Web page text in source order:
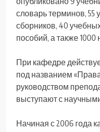
словарь терминов, 55
сборников, 40
пособий, а также 1000
При кафедре
под названием
руководством
выступают с
Начиная с 2006 года